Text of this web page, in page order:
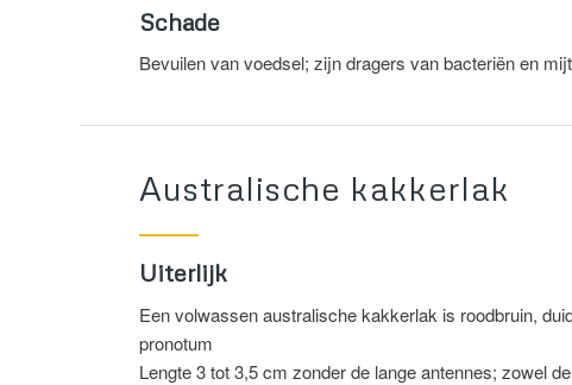
Schade
Bevuilen van voedsel; zijn dragers van bacteriën en
Australische kakkerlak
Uiterlijk
Een volwassen australische kakkerlak is roodbruin,
pronotum
Lengte 3 tot 3,5 cm zonder de lange antennes; zowel